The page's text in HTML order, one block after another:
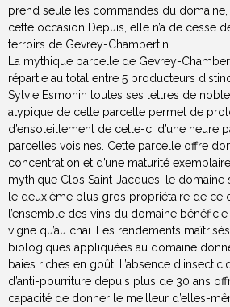
prend seule les commandes du domaine,
cette occasion Depuis, elle n’a de cesse
terroirs de Gevrey-Chambertin.
La mythique parcelle de Gevrey-
répartie au total entre 5 producteurs
Sylvie Esmonin toutes ses lettres de
atypique de cette parcelle permet de
d’ensoleillement de celle-ci d’une heure
parcelles voisines. Cette parcelle offre
concentration et d’une maturité
mythique Clos Saint-Jacques, le
le deuxième plus gros propriétaire de ce
l’ensemble des vins du domaine
vigne qu’au chai. Les rendements
biologiques appliquées au domaine
baies riches en goût. L’absence
d’anti-pourriture depuis plus de 30 ans
capacité de donner le meilleur d’elles-